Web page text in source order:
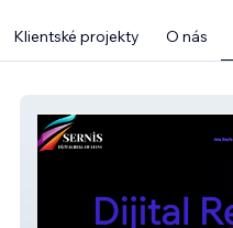
Klientské projekty O nás